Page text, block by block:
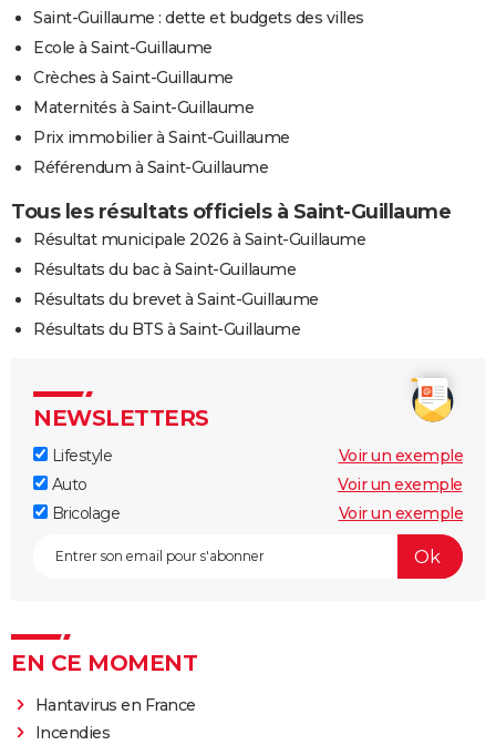
Saint-Guillaume : dette et budgets des villes
Ecole à Saint-Guillaume
Crèches à Saint-Guillaume
Maternités à Saint-Guillaume
Prix immobilier à Saint-Guillaume
Référendum à Saint-Guillaume
Tous les résultats officiels à Saint-Guillaume
Résultat municipale 2026 à Saint-Guillaume
Résultats du bac à Saint-Guillaume
Résultats du brevet à Saint-Guillaume
Résultats du BTS à Saint-Guillaume
NEWSLETTERS
Lifestyle
Voir un exemple
Auto
Voir un exemple
Bricolage
Voir un exemple
EN CE MOMENT
Hantavirus en France
Incendies